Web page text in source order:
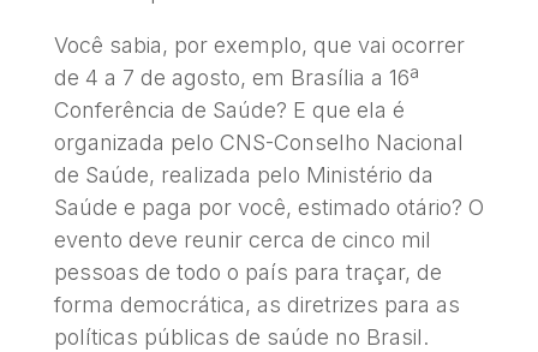
Você sabia, por exemplo, que vai ocorrer
de 4 a 7 de agosto, em Brasília a 16ª
Conferência de Saúde? E que ela é
organizada pelo CNS-Conselho Nacional
de Saúde, realizada pelo Ministério da
Saúde e paga por você, estimado otário? O
evento deve reunir cerca de cinco mil
pessoas de todo o país para traçar, de
forma democrática, as diretrizes para as
políticas públicas de saúde no Brasil.